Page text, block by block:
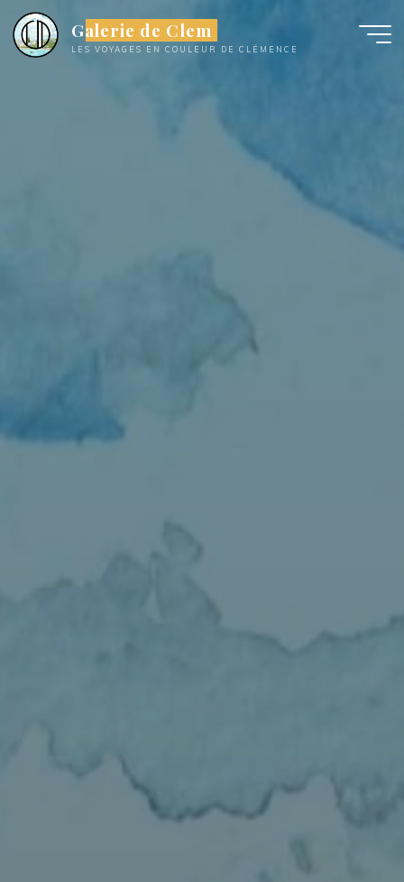
au
contenu
Galerie de Clem
LES VOYAGES EN COULEUR DE CLÉMENCE